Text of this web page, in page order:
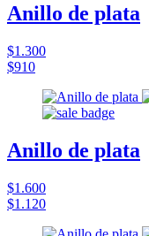
Anillo de plata
$1.300
$910
Anillo de plata
$1.600
$1.120